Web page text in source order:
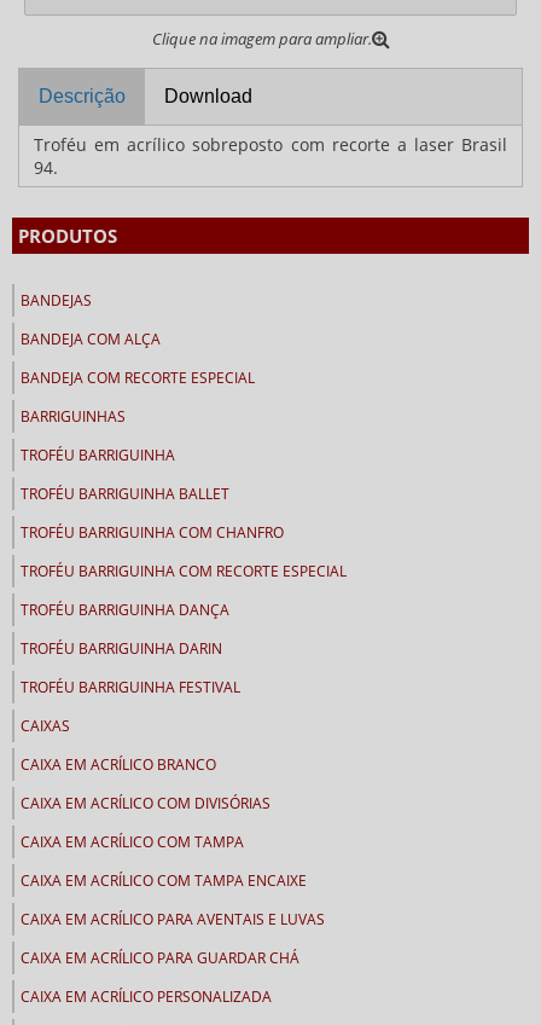
Clique na imagem para ampliar.
Descrição Download
Troféu em acrílico sobreposto com recorte a laser Brasil
94.
PRODUTOS
BANDEJAS
BANDEJA COM ALÇA
BANDEJA COM RECORTE ESPECIAL
BARRIGUINHAS
TROFÉU BARRIGUINHA
TROFÉU BARRIGUINHA BALLET
TROFÉU BARRIGUINHA COM CHANFRO
TROFÉU BARRIGUINHA COM RECORTE ESPECIAL
TROFÉU BARRIGUINHA DANÇA
TROFÉU BARRIGUINHA DARIN
TROFÉU BARRIGUINHA FESTIVAL
CAIXAS
CAIXA EM ACRÍLICO BRANCO
CAIXA EM ACRÍLICO COM DIVISÓRIAS
CAIXA EM ACRÍLICO COM TAMPA
CAIXA EM ACRÍLICO COM TAMPA ENCAIXE
CAIXA EM ACRÍLICO PARA AVENTAIS E LUVAS
CAIXA EM ACRÍLICO PARA GUARDAR CHÁ
CAIXA EM ACRÍLICO PERSONALIZADA